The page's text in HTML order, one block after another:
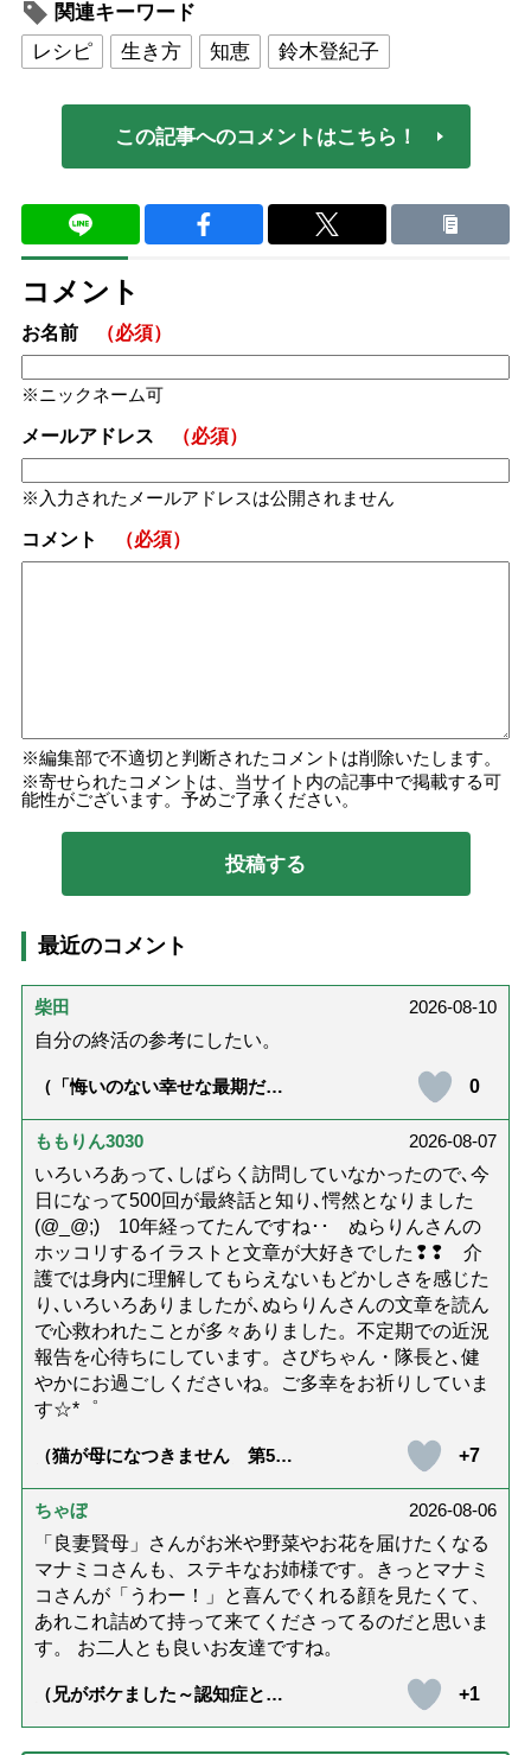
関連キーワード
レシピ
生き方 知恵 鈴木登紀子
この記事へのコメントはこちら！
コメント
お名前 （必須）
ニックネーム可
メールアドレス （必須）
入力されたメールアドレスは公開されません
コメント （必須）
編集部で不適切と判断されたコメントは削除いたします。
寄せられたコメントは、当サイト内の記事中で掲載する可
能性がございます。予めご了承ください。
最近のコメント
柴田
2026-08-10
自分の終活の参考にしたい。
（「悔いのない幸せな最期だっ
り返る母の在宅介護と看取り｜
幸せな在宅死のために医師が教
0
ももりん3030
2026-08-07
いろいろあって､しばらく訪問していなかったので､今
日になって500回が最終話と知り､愕然となりました
(@_@;) 10年経ってたんですね･･ ぬらりんさんの
ホッコリするイラストと文章が大好きでした❢❢ 介
護では身内に理解してもらえないもどかしさを感じた
り､いろいろありましたが､ぬらりんさんの文章を読ん
で心救われたことが多々ありました。不定期での近況
報告を心待ちにしています。さびちゃん・隊長と､健
やかにお過ごしくださいね。ご多幸をお祈りしていま
す☆*゜
（猫が母になつきません 第500
+7
ちゃぼ
2026-08-06
「良妻賢母」さんがお米や野菜やお花を届けたくなる
マナミコさんも、ステキなお姉様です。きっとマナミ
コさんが「うわー！」と喜んでくれる顔を見たくて、
あれこれ詰めて持って来てくださってるのだと思いま
す。 お二人とも良いお友達ですね。
（兄がボケました～認知症と介
達』が届きました」）
+1